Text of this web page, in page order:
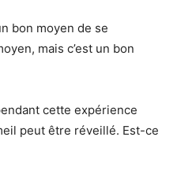
bon moyen de se
mais c’est un bon
cette expérience
peut être réveillé. Est-ce